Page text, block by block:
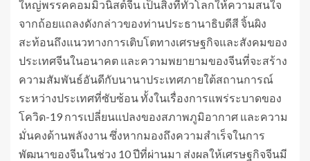
ใหญ่พรรคคอมมิวนิสต์จีน เป็นสิ่งที่ทั่วโลกให้ความสนใจ
จากถ้อยแถลงดังกล่าวของท่านประธานาธิบดีสี จิ้นผิง
สะท้อนถึงแนวทางการเติบโตทางเศรษฐกิจและสังคมของ
ประเทศจีนในอนาคต และความพยายามของจีนที่จะสร้าง
ความสัมพันธ์อันดีกับนานาประเทศภายใต้สถานการณ์
ระหว่างประเทศที่ซับซ้อน ทั้งในเรื่องการแพร่ระบาดของ
โควิด-19 การเปลี่ยนแปลงของสภาพภูมิอากาศ และความ
มั่นคงด้านพลังงาน ซึ่งหากมองถึงความสำเร็จในการ
พัฒนาของจีนในช่วง 10 ปีที่ผ่านมา ส่งผลให้เศรษฐกิจจีนมี